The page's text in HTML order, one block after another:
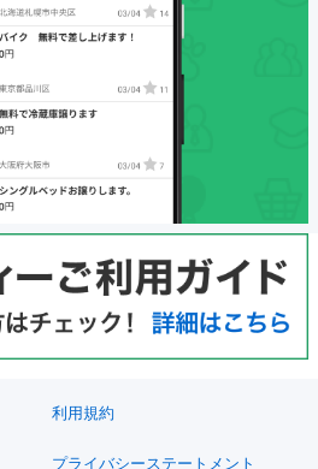
利用規約
プライバシーステートメント